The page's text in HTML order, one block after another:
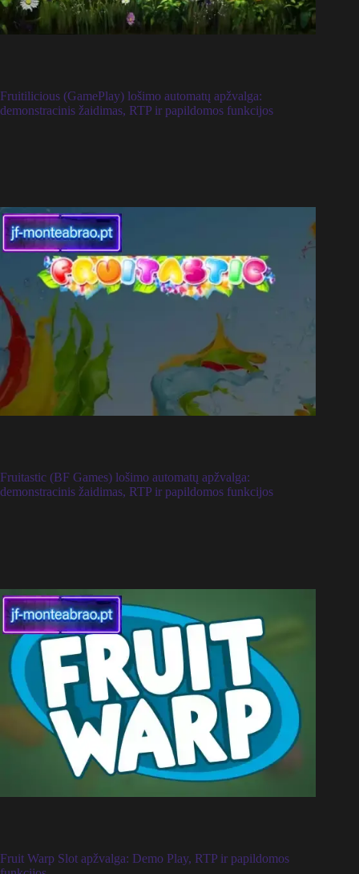
Fruitilicious (GamePlay) lošimo automatų apžvalga:
demonstracinis žaidimas, RTP ir papildomos funkcijos
Fruitastic (BF Games) lošimo automatų apžvalga:
demonstracinis žaidimas, RTP ir papildomos funkcijos
Fruit Warp Slot apžvalga: Demo Play, RTP ir papildomos